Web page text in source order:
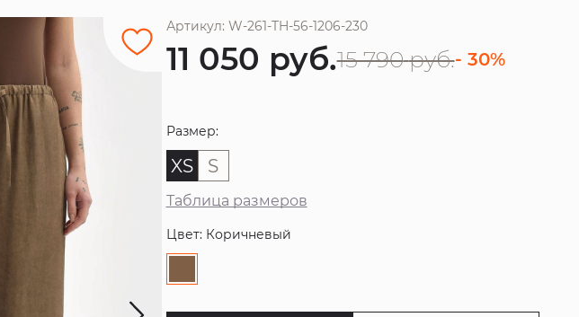
Артикул: W-261-TH-56-1206-230
11 050 руб.15 790 руб.- 30%
Размер:
XS S
Таблица размеров
Цвет: Коричневый